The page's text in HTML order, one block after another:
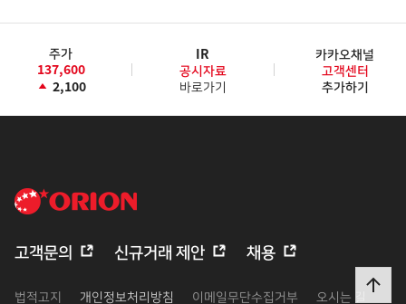
주가
137,600
2,100
IR
공시자료
바로가기
카카오채널
고객센터
추가하기
고객문의 신규거래 제안 채용
법적고지 개인정보처리방침 이메일무단수집거부 오시는 길